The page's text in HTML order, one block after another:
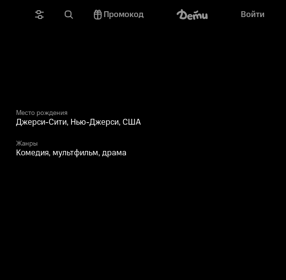
Промокод Войти
Место рождения
Джерси-Сити, Нью-Джерси, США
Жанры
Комедия, мультфильм, драма